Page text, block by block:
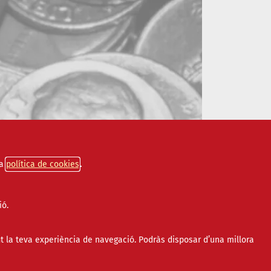
política de cookies
teva experiència de navegació. Podràs disposar d’una millora